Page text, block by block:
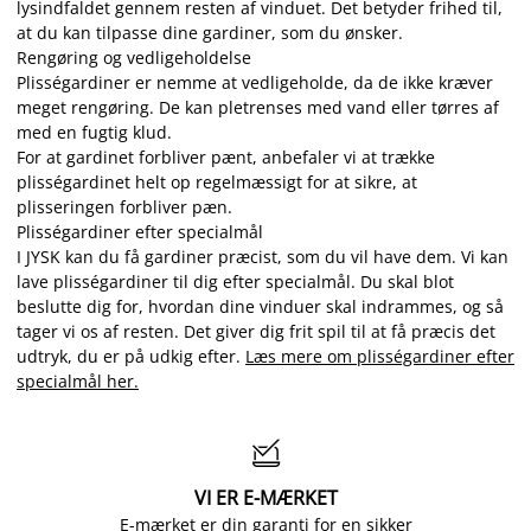
lysindfaldet gennem resten af vinduet. Det betyder frihed til,
at du kan tilpasse dine gardiner, som du ønsker.
Rengøring og vedligeholdelse
Plisségardiner er nemme at vedligeholde, da de ikke kræver
meget rengøring. De kan pletrenses med vand eller tørres af
med en fugtig klud.
For at gardinet forbliver pænt, anbefaler vi at trække
plisségardinet helt op regelmæssigt for at sikre, at
plisseringen forbliver pæn.
Plisségardiner efter specialmål
I JYSK kan du få gardiner præcist, som du vil have dem. Vi kan
lave plisségardiner til dig efter specialmål. Du skal blot
beslutte dig for, hvordan dine vinduer skal indrammes, og så
tager vi os af resten. Det giver dig frit spil til at få præcis det
udtryk, du er på udkig efter. Læs mere om plisségardiner efter
specialmål her.

VI ER E-MÆRKET
E-mærket er din garanti for en sikker